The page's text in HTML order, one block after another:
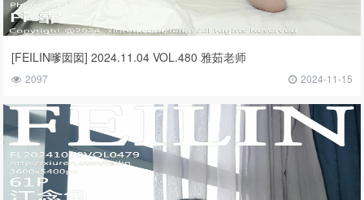
[FEILIN嗲囡囡] 2024.11.04 VOL.480 雅茹老师
2097 2024-11-15